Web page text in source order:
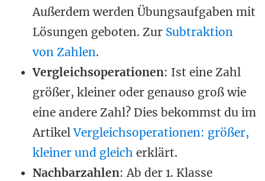
Außerdem werden Übungsaufgaben mit
Lösungen geboten. Zur Subtraktion
von Zahlen.
Vergleichsoperationen: Ist eine Zahl
größer, kleiner oder genauso groß wie
eine andere Zahl? Dies bekommst du im
ArtikelVergleichsoperationen: größer,
kleiner und gleich erklärt.
Nachbarzahlen: Ab der 1. Klasse